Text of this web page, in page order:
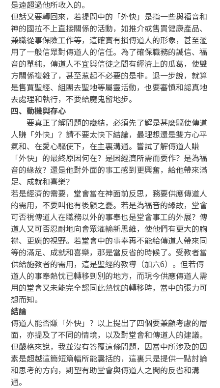
是遠超過他所收入的。
但話又要轉回來，若提問中的「外快」是指一些與福音和
神的國拉不上直接關係的活動，如推介或售買健康產品、
兼職從事保險工作等，這確實有損傳道人的形象，甚至濫
用了一般信眾對傳道人的信任。為了確保職務的誠信、福
音的單純，傳道人不宜與信徒之間有經濟上的瓜葛，使雙
方關係複雜了，甚至惹起不必要的是非。退一步說，就算
是售買聖經、組團去聖地等屬靈活動，也要審慎和認真地
去處理和執行，不要給魔鬼留地步。
四、動機與存心
要真正了解問題的癥結，必須先了解是甚麼驅使傳道
人賺「外快」？請不要太快下結論，最理想還是雙方心平
氣和、在愛心驅使下，在主裏溝通。嘗試了解傳道人賺
「外快」的最終原因何在？是因經濟所需而要作？是為福
音的緣故？還是他對外面的事工感到更興奮，給他帶來滿
足、成就和喜樂？
若是經濟的需要，堂會當在神面前反思，務要供應傳道人
的需用，不要叫他有後顧之憂。若是為福音的緣故，堂會
可否視傳道人在職務以外的事奉也是堂會事工的外展？傳
道人又可否忍耐地向會眾灌輸新思維，使他們有更大的胸
襟、更廣的視野。若堂會中的事奉再不能給傳道人帶來同
等的滿足、成就和喜樂，那是當反省的時候了。受教者當
供給施教者的需用，這是聖經的教導（加六6）。但若傳
道人的事奉熱忱已轉移到別的地方，而現今供應傳道人需
用的堂會又未能完全認同此熱忱的轉移時，當中的張力可
想而知。
結論
傳道人能否賺「外快」？以上提出了四個要兼顧考慮的層
面，亦提及了不同的情境，以及對堂會和傳道人的建議。
但嚴格來說，我並沒有答覆這條問題，因當中所涉及的因
素是超越這簡短篇幅所能囊括的，這裏只是提供一點討論
和思考的方向，期望有助堂會與傳道人之間的反省和溝
通。